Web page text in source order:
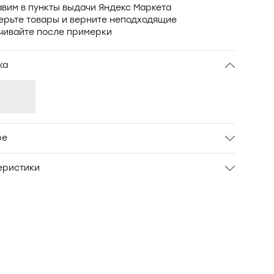
в пункты выдачи Яндекс Маркета
товары и верните неподходящие
после примерки
футболка в рубчик. Ткань - тенсел.